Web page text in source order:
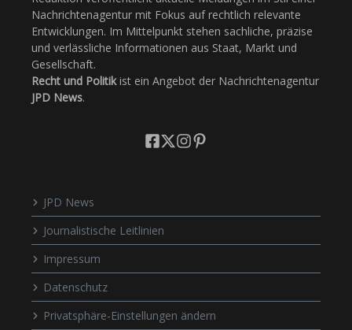
Nachrichtenagentur mit Fokus auf rechtlich relevante
Entwicklungen. Im Mittelpunkt stehen sachliche, präzise
und verlässliche Informationen aus Staat, Markt und
Gesellschaft.
Recht und Politikist ein Angebot der Nachrichtenagentur
JPD News.
JPD News
Journalistische Leitlinien
Impressum
Datenschutz
Privatsphäre-Einstellungen ändern